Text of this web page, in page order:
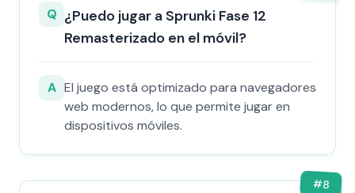
Q ¿Puedo jugar a Sprunki Fase 12
Remasterizado en el móvil?
A El juego está optimizado para navegadores
web modernos, lo que permite jugar en
dispositivos móviles.
#8